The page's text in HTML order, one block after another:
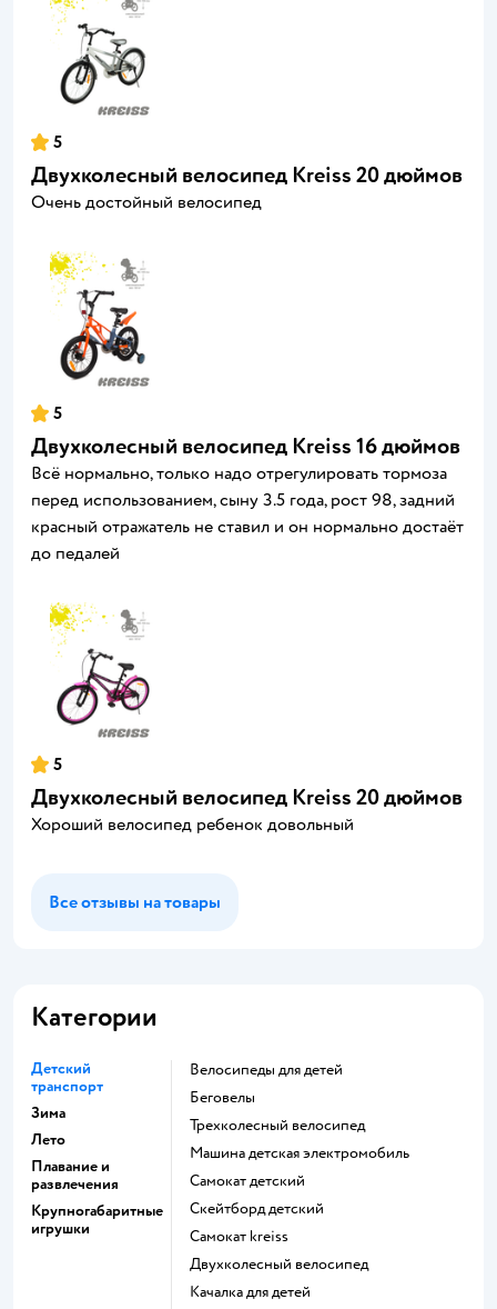
5
Двухколесный велосипед Kreiss 20 дюймов
Очень достойный велосипед
5
Двухколесный велосипед Kreiss 16 дюймов
Всё нормально, только надо отрегулировать тормоза
перед использованием, сыну 3.5 года, рост 98, задний
красный отражатель не ставил и он нормально достаёт
до педалей
5
Двухколесный велосипед Kreiss 20 дюймов
Хороший велосипед ребенок довольный
Все отзывы на товары
Категории
Детский
транспорт
Зима
Лето
Плавание и
развлечения
Крупногабаритные
игрушки
Велосипеды для детей
Беговелы
Трехколесный велосипед
Машина детская электромобиль
Самокат детский
Скейтборд детский
Самокат kreiss
Двухколесный велосипед
Качалка для детей